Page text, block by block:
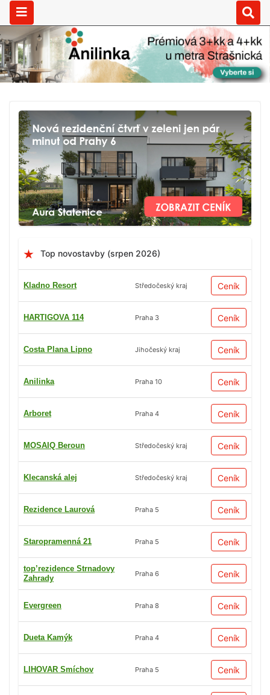
Top novostavby (srpen 2026)
Kladno Resort Středočeský kraj Ceník
HARTIGOVA 114 Praha 3 Ceník
Costa Plana Lipno Jihočeský kraj Ceník
Anilinka Praha 10 Ceník
Arboret Praha 4 Ceník
MOSAIQ Beroun Středočeský kraj Ceník
Klecanská alej Středočeský kraj Ceník
Rezidence Laurová Praha 5 Ceník
Staropramenná 21 Praha 5 Ceník
top’rezidence Strnadovy
Zahrady
Praha 6 Ceník
Evergreen Praha 8 Ceník
Dueta Kamýk Praha 4 Ceník
LIHOVAR Smíchov Praha 5 Ceník